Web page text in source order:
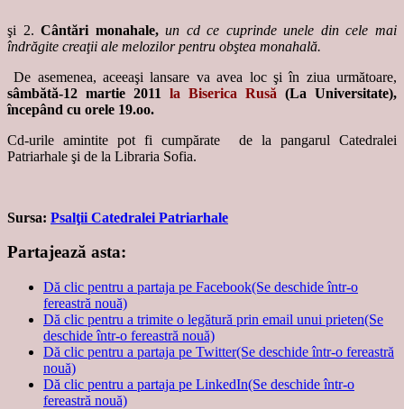
şi 2. Cântări monahale,un cd ce cuprinde unele din cele mai
îndrăgite creaţii ale melozilor pentru obştea monahală.
De asemenea, aceeaşi lansare va avea loc şi în ziua următoare,
sâmbătă-12 martie 2011 la Biserica Rusă (La Universitate),
începând cu orele 19.oo.
Cd-urile amintite pot fi cumpărate de la pangarul Catedralei
Patriarhale şi de la Libraria Sofia.
Sursa: Psalţii Catedralei Patriarhale
Partajează asta:
Dă clic pentru a partaja pe Facebook(Se deschide într-o
fereastră nouă)
Dă clic pentru a trimite o legătură prin email unui prieten(Se
deschide într-o fereastră nouă)
Dă clic pentru a partaja pe Twitter(Se deschide într-o fereastră
nouă)
Dă clic pentru a partaja pe LinkedIn(Se deschide într-o
fereastră nouă)